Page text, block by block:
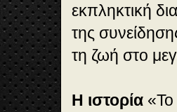
εκπληκτική
της
τη ζωή στο
Η ιστορία «Το